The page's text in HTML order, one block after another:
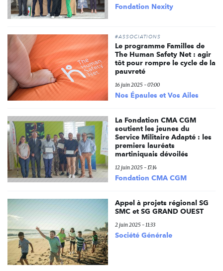
Fondation Nexity
#ASSOCIATIONS
Le programme Familles de
The Human Safety Net : agir
tôt pour rompre le cycle de la
pauvreté
16 juin 2025 - 07:00
Nos Épaules et Vos Ailes
La Fondation CMA CGM
soutient les jeunes du
Service Militaire Adapté : les
premiers lauréats
martiniquais dévoilés
12 juin 2025 - 17:14
Fondation CMA CGM
Appel à projets régional SG
SMC et SG GRAND OUEST
2 juin 2025 - 11:33
Société Générale